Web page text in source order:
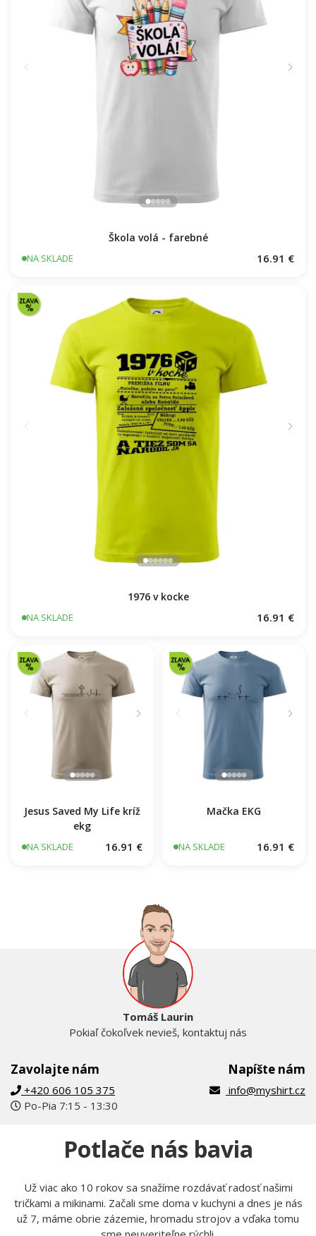
Škola volá - farebné
NA SKLADE 16.91 €
1976 v kocke
NA SKLADE 16.91 €
Jesus Saved My Life kríž
ekg
NA SKLADE 16.91 €
Mačka EKG
NA SKLADE 16.91 €
Zavolajte nám
+420 606 105 375
Po-Pia 7:15 - 13:30
Tomáš Laurin
Pokiaľ čokoľvek nevieš, kontaktuj nás
Napíšte nám
info@myshirt.cz
Potlače nás bavia
Už viac ako 10 rokov sa snažíme rozdávať radosť našimi
tričkami a mikinami. Začali sme doma v kuchyni a dnes je nás
už 7, máme obrie zázemie, hromadu strojov a vďaka tomu